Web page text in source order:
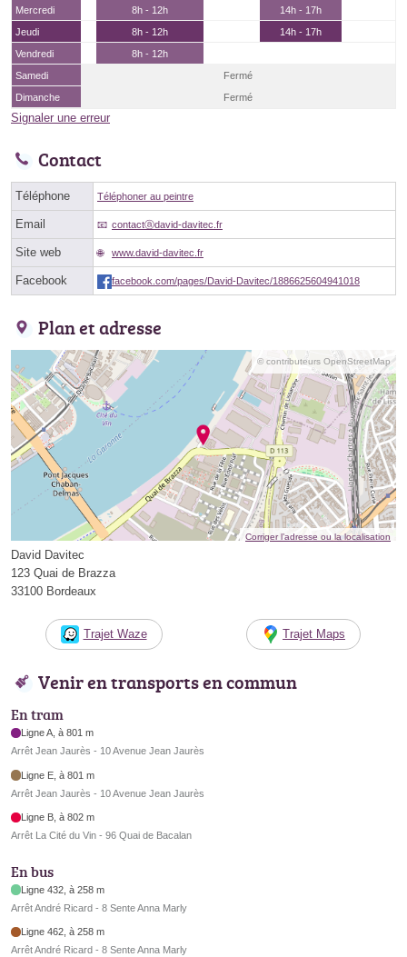
Mercredi
8h - 12h
14h - 17h
Jeudi
8h - 12h
14h - 17h
Vendredi
8h - 12h
Samedi
Fermé
Dimanche
Fermé
Signaler une erreur
Contact
Téléphone Téléphoner au peintre
Email contactⓐdavid-davitec.fr
Site web www.david-davitec.fr
Facebook facebook.com/pages/David-Davitec/1886625604941018
Plan et adresse
© contributeurs OpenStreetMap
Corriger l’adresse ou la localisation
David Davitec
123 Quai de Brazza
33100 Bordeaux
Trajet Waze Trajet Maps
Venir en transports en commun
En tram
Ligne A, à 801 m
Arrêt Jean Jaurès - 10 Avenue Jean Jaurès
Ligne E, à 801 m
Arrêt Jean Jaurès - 10 Avenue Jean Jaurès
Ligne B, à 802 m
Arrêt La Cité du Vin - 96 Quai de Bacalan
En bus
Ligne 432, à 258 m
Arrêt André Ricard - 8 Sente Anna Marly
Ligne 462, à 258 m
Arrêt André Ricard - 8 Sente Anna Marly